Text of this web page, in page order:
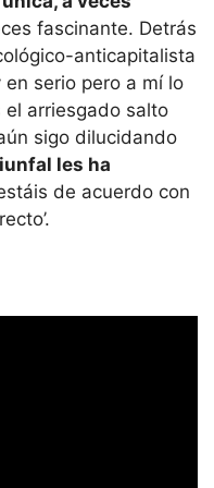
fascinante. Detrás
anticapitalista
serio pero a mí lo
arriesgado salto
sigo dilucidando
les ha
de acuerdo con